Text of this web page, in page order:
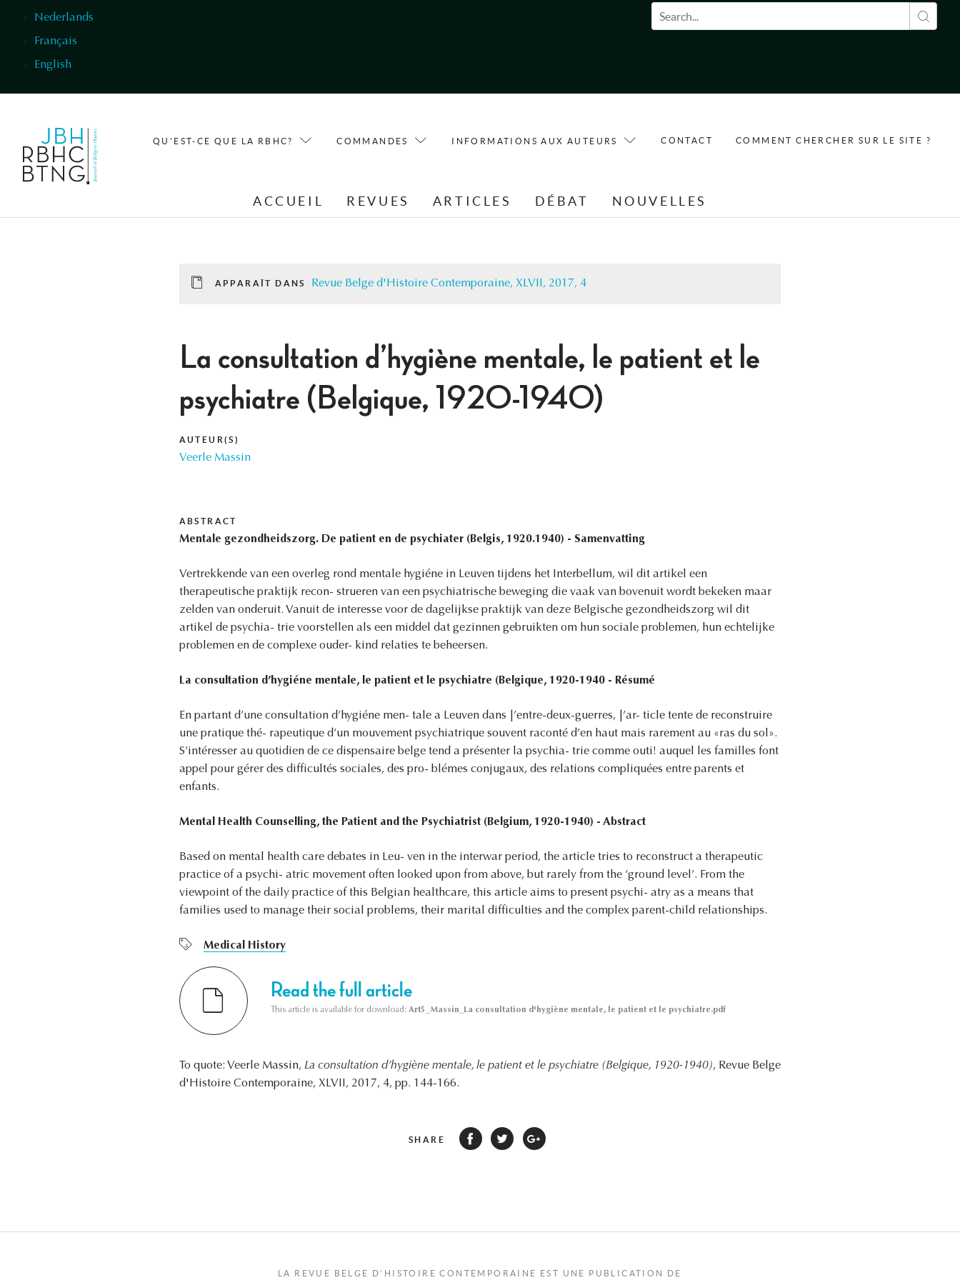
Nederlands
Français
English
Formulaire de recherche
QU'EST-CE QUE LA RBHC? COMMANDES INFORMATIONS AUX AUTEURS CONTACT COMMENT CHERCHER SUR LE SITE ?
ACCUEIL REVUES ARTICLES DÉBAT NOUVELLES
APPARAÎT DANS Revue Belge d'Histoire Contemporaine, XLVII, 2017, 4
La consultation d’hygiène mentale, le patient et le
psychiatre (Belgique, 1920-1940)
AUTEUR(S)
Veerle Massin
ABSTRACT
Mentale gezondheidszorg. De patient en de psychiater (Belgis, 1920.1940) - Samenvatting
Vertrekkende van een overleg rond mentale hygiéne in Leuven tijdens het Interbellum, wil dit artikel een
therapeutische praktijk recon- strueren van een psychiatrische beweging die vaak van bovenuit wordt bekeken maar
zelden van onderuit. Vanuit de interesse voor de dagelijkse praktijk van deze Belgische gezondheidszorg wil dit
artikel de psychia- trie voorstellen als een middel dat gezinnen gebruikten om hun sociale problemen, hun echtelijke
problemen en de complexe ouder- kind relaties te beheersen.
La consultation d’hygiéne mentale, le patient et le psychiatre (Belgique, 1920-1940 - Résumé
En partant d’une consultation d’hygiéne men- tale a Leuven dans |’entre-deux-guerres, |’ar- ticle tente de reconstruire
une pratique thé- rapeutique d’un mouvement psychiatrique souvent raconté d’en haut mais rarement au «ras du sol».
S’intéresser au quotidien de ce dispensaire belge tend a présenter la psychia- trie comme outi! auquel les familles font
appel pour gérer des difficultés sociales, des pro- blémes conjugaux, des relations compliquées entre parents et
enfants.
Mental Health Counselling, the Patient and the Psychiatrist (Belgium, 1920-1940) - Abstract
Based on mental health care debates in Leu- ven in the interwar period, the article tries to reconstruct a therapeutic
practice of a psychi- atric movement often looked upon from above, but rarely from the ‘ground level’. From the
viewpoint of the daily practice of this Belgian healthcare, this article aims to present psychi- atry as a means that
families used to manage their social problems, their marital difficulties and the complex parent-child relationships.
Medical History
Read the full article
This article is available for download: Art5_Massin_La consultation d'hygiène mentale, le patient et le psychiatre.pdf
To quote: Veerle Massin, La consultation d’hygiène mentale, le patient et le psychiatre (Belgique, 1920-1940), Revue Belge
d'Histoire Contemporaine, XLVII, 2017, 4, pp. 144-166.
SHARE
LA REVUE BELGE D'HISTOIRE CONTEMPORAINE EST UNE PUBLICATION DE